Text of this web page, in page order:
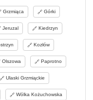
Grzmiąca Górki
Jeruzal Kiedrzyn
Kozłów
Olszowa Paprotno
Ulaski Grzmiąckie
Wólka Kożuchowska